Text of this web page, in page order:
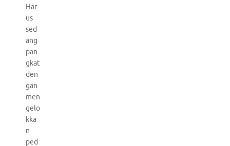
Har
us
sed
ang
pan
gkat
den
gan
men
gelo
kka
n
ped